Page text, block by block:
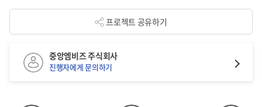
프로젝트 공유하기
중앙엠비즈 주식회사
진행자에게 문의하기